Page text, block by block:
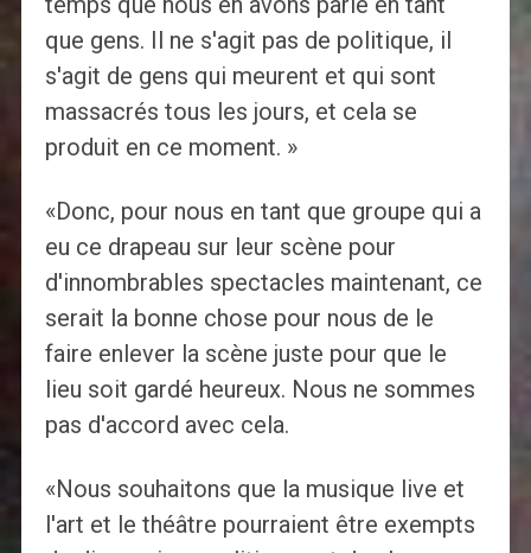
que gens. Il ne s'agit pas de politique, il
s'agit de gens qui meurent et qui sont
massacrés tous les jours, et cela se
produit en ce moment. »
«Donc, pour nous en tant que groupe qui a
eu ce drapeau sur leur scène pour
d'innombrables spectacles maintenant, ce
serait la bonne chose pour nous de le
faire enlever la scène juste pour que le
lieu soit gardé heureux. Nous ne sommes
pas d'accord avec cela.
«Nous souhaitons que la musique live et
l'art et le théâtre pourraient être exempts